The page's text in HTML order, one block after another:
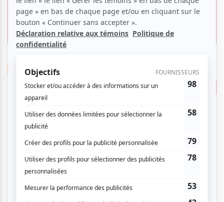
Théâtre
Dracula, un nouveau règne du
mal au Théâtre Denise-
Pelletier
Tarif régulier
Théâtre Denise-Pelletier | Salle Denise-
Consulter